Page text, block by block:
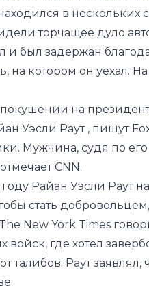
на котором он уехал.
на
Уэсли Раут , пишут
Мужчина, судя по
CNN.
Райан Уэсли Раут
стать
New York Times
войск, где хотел
талибов. Раут заявлял,
от марта 2023
центр в Украине».
желающим помочь в